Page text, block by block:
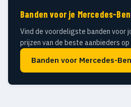
Banden voor je Mercedes-
Vind de voordeligste banden voor
prijzen van de beste aanbieders
Banden voor Mercedes-